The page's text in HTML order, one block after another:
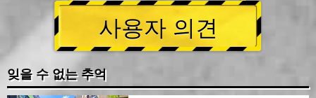
사용자 의견
잊을 수 없는 추억